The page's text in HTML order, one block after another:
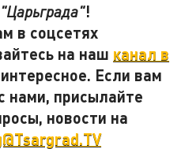
"Царьграда"!
в соцсетях
на наш канал в
Если вам
нами, присылайте
новости на